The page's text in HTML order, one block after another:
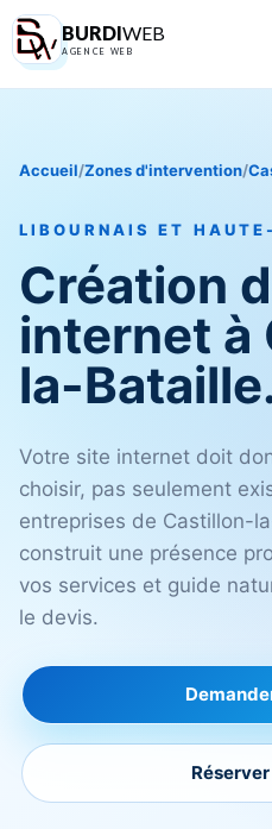
BURDIWEB
AGENCE WEB
Accueil/Zones d'intervention/
LIBOURNAIS ET
Création
internet à
la-
Votre site internet doit
choisir, pas seulement
entreprises de Castillon-
construit une présence
vos services et guide
le devis.